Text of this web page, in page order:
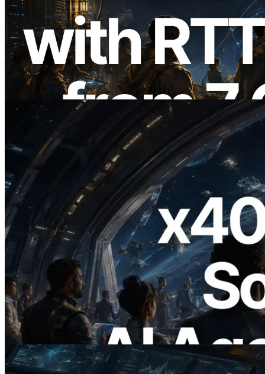
ERPC amplía la Leader Slot API de
Solana con medición de ping desde 7
regiones globales — También se lanza la
Validators Information API
Leer este artículo
2026.07.04
ERPC lanza Solana RPC compatible con
x402 — La era en la que los agentes de IA
pagan bajo demanda por las API que
necesitan
Leer este artículo